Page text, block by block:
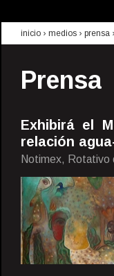
inicio › medios › prensa
Prensa
Exhibirá el
relación
Notimex, Rotativo